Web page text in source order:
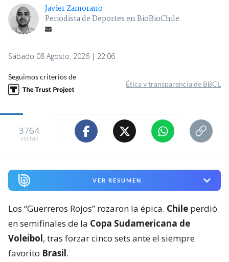
Javier Zamorano
Periodista de Deportes en BioBioChile
Sábado 08 Agosto, 2026 | 22:06
Seguimos criterios de
Ética y transparencia de BBCL
3764
visitas
VER RESUMEN
Los “Guerreros Rojos” rozaron la épica. Chile perdió
en semifinales de la Copa Sudamericana de
Voleibol, tras forzar cinco sets ante el siempre
favorito Brasil.